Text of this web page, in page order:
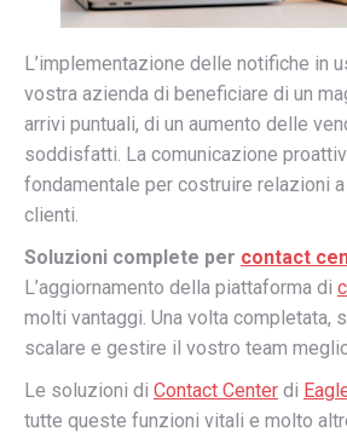
L’implementazione delle notifiche in
vostra azienda di beneficiare di un
arrivi puntuali, di un aumento delle
soddisfatti. La comunicazione
fondamentale per costruire relazioni
clienti.
Soluzioni complete per contact
L’aggiornamento della piattaforma di
molti vantaggi. Una volta completata,
scalare e gestire il vostro team
Le soluzioni di Contact Center di
tutte queste funzioni vitali e molto